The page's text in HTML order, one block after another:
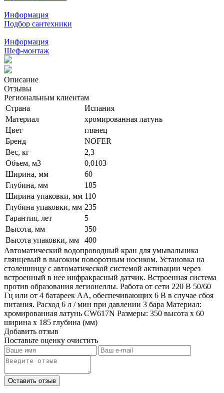
Информация
Подбор сантехники
Информация
Шеф-монтаж
Описание
Отзывы
Региональным клиентам
Страна
Испания
Материал
хромированная латунь
Цвет
глянец
Бренд
NOFER
Вес, кг
2,3
Объем, м3
0,0103
Ширина, мм
60
Глубина, мм
185
Ширина упаковки, мм 110
Глубина упаковки, мм 235
Гарантия, лет
5
Высота, мм
350
Высота упаковки, мм
400
Автоматический водопроводный кран для умывальника
глянцевый в высоким поворотным носиком. Установка на
столешницу с автоматической системой активации через
встроенный в нее инфракрасный датчик. Встроенная система
против образования легионеллы. Работа от сети 220 В 50/60
Гц или от 4 батареек АА, обеспечивающих 6 В в случае сбоя
питания. Расход 6 л / мин при давлении 3 бара Материал:
хромированная латунь CW617N Размеры: 350 высота x 60
ширина x 185 глубина (мм)
Добавить отзыв
Поставьте оценку очистить